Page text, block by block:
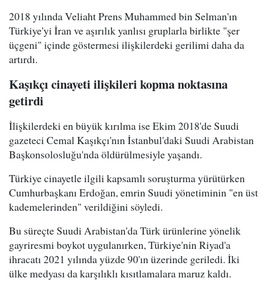
2018 yılında Veliaht Prens Muhammed bin Selman'ın
Türkiye'yi İran ve aşırılık yanlısı gruplarla birlikte "şer
üçgeni" içinde göstermesi ilişkilerdeki gerilimi daha da
artırdı.
Kaşıkçı cinayeti ilişkileri kopma noktasına
getirdi
İlişkilerdeki en büyük kırılma ise Ekim 2018'de Suudi
gazeteci Cemal Kaşıkçı'nın İstanbul'daki Suudi Arabistan
Başkonsolosluğu'nda öldürülmesiyle yaşandı.
Türkiye cinayetle ilgili kapsamlı soruşturma yürütürken
Cumhurbaşkanı Erdoğan, emrin Suudi yönetiminin "en üst
kademelerinden" verildiğini söyledi.
Bu süreçte Suudi Arabistan'da Türk ürünlerine yönelik
gayriresmi boykot uygulanırken, Türkiye'nin Riyad'a
ihracatı 2021 yılında yüzde 90'ın üzerinde geriledi. İki
ülke medyası da karşılıklı kısıtlamalara maruz kaldı.